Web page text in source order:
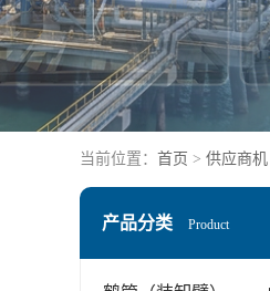
当前位置： 首页 > 供应商机
产品分类 Product